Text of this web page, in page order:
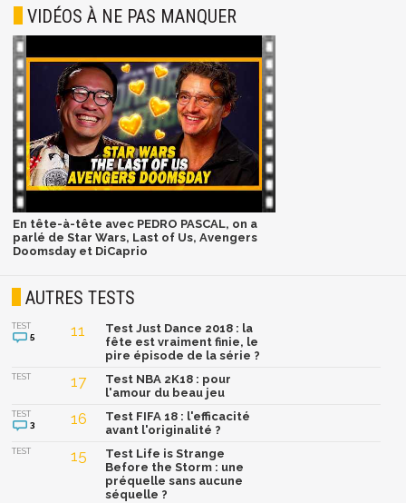
VIDÉOS À NE PAS MANQUER
En tête-à-tête avec PEDRO PASCAL, on a
parlé de Star Wars, Last of Us, Avengers
Doomsday et DiCaprio
AUTRES TESTS
TEST
5 11
Test Just Dance 2018 : la
fête est vraiment finie, le
pire épisode de la série ?
TEST 17
Test NBA 2K18 : pour
l'amour du beau jeu
TEST
3 16
Test FIFA 18 : l'efficacité
avant l'originalité ?
TEST 15
Test Life is Strange
Before the Storm : une
préquelle sans aucune
séquelle ?